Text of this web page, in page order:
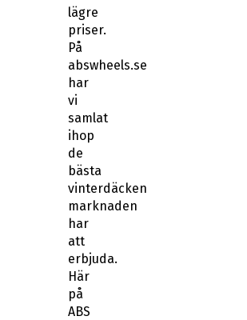
lägre
priser.
På
abswheels.se
har
vi
samlat
ihop
de
bästa
vinterdäcken
marknaden
har
att
erbjuda.
Här
på
ABS